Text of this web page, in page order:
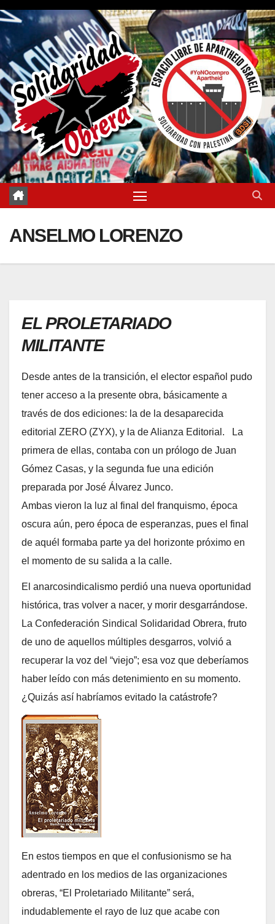
Saltar
contenido
ANSELMO LORENZO
EL PROLETARIADO
MILITANTE
Desde antes de la transición, el elector español pudo
tener acceso a la presente obra, básicamente a
través de dos ediciones: la de la desaparecida
editorial ZERO (ZYX), y la de Alianza Editorial. La
primera de ellas, contaba con un prólogo de Juan
Gómez Casas, y la segunda fue una edición
preparada por José Álvarez Junco.
Ambas vieron la luz al final del franquismo, época
oscura aún, pero época de esperanzas, pues el final
de aquél formaba parte ya del horizonte próximo en
el momento de su salida a la calle.
El anarcosindicalismo perdió una nueva oportunidad
histórica, tras volver a nacer, y morir desgarrándose.
La Confederación Sindical Solidaridad Obrera, fruto
de uno de aquellos múltiples desgarros, volvió a
recuperar la voz del “viejo”; esa voz que deberíamos
haber leído con más detenimiento en su momento.
¿Quizás así habríamos evitado la catástrofe?
En estos tiempos en que el confusionismo se ha
adentrado en los medios de las organizaciones
obreras, “El Proletariado Militante” será,
indudablemente el rayo de luz que acabe con